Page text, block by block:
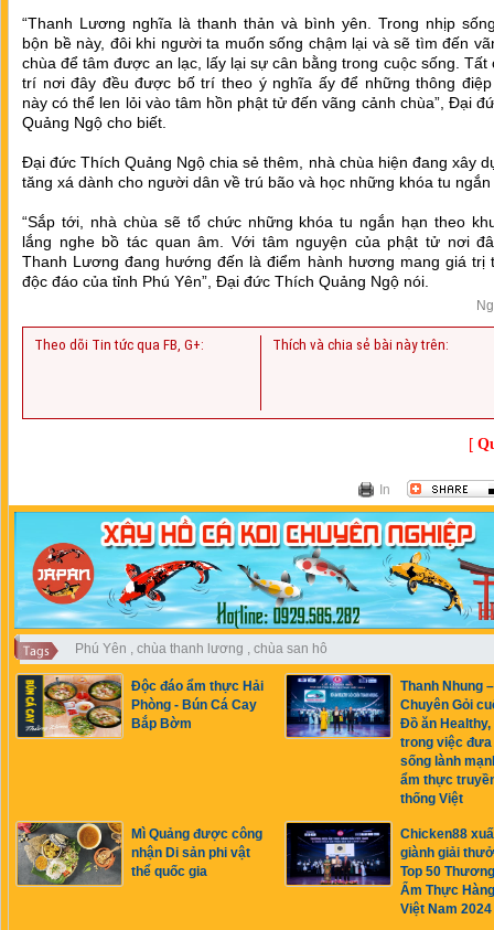
“Thanh Lương nghĩa là thanh thản và bình yên. Trong nhịp
bộn bề này, đôi khi người ta muốn sống chậm lại và sẽ tìm đến
chùa để tâm được an lạc, lấy lại sự cân bằng trong cuộc sống. Tất
trí nơi đây đều được bố trí theo ý nghĩa ấy để những thông
này có thể len lỏi vào tâm hồn phật tử đến vãng cảnh chùa”, Đại
Quảng Ngộ cho biết.
Đại đức Thích Quảng Ngộ chia sẻ thêm, nhà chùa hiện đang xây
tăng xá dành cho người dân về trú bão và học những khóa tu ngắn
“Sắp tới, nhà chùa sẽ tổ chức những khóa tu ngắn hạn theo
lắng nghe bồ tác quan âm. Với tâm nguyện của phật tử nơi
Thanh Lương đang hướng đến là điểm hành hương mang giá trị
độc đáo của tỉnh Phú Yên”, Đại đức Thích Quảng Ngộ nói.
Theo dõi Tin tức qua FB, G+: Thích và chia sẻ bài này trên:
[
In
Phú Yên , chùa thanh lương , chùa san hô
Độc đáo ẩm thực Hải
Phòng - Bún Cá Cay
Bắp Bờm
Thanh Nhung –
Chuyên Gỏi
Đồ ăn Healthy,
trong việc đưa
sống lành
ẩm thực
thống Việt
Mì Quảng được công
nhận Di sản phi vật
thể quốc gia
Chicken88
giành giải
Top 50
Ẩm Thực
Việt Nam 2024